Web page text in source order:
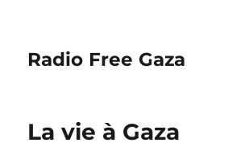
Radio Free Gaza
La vie à Gaza